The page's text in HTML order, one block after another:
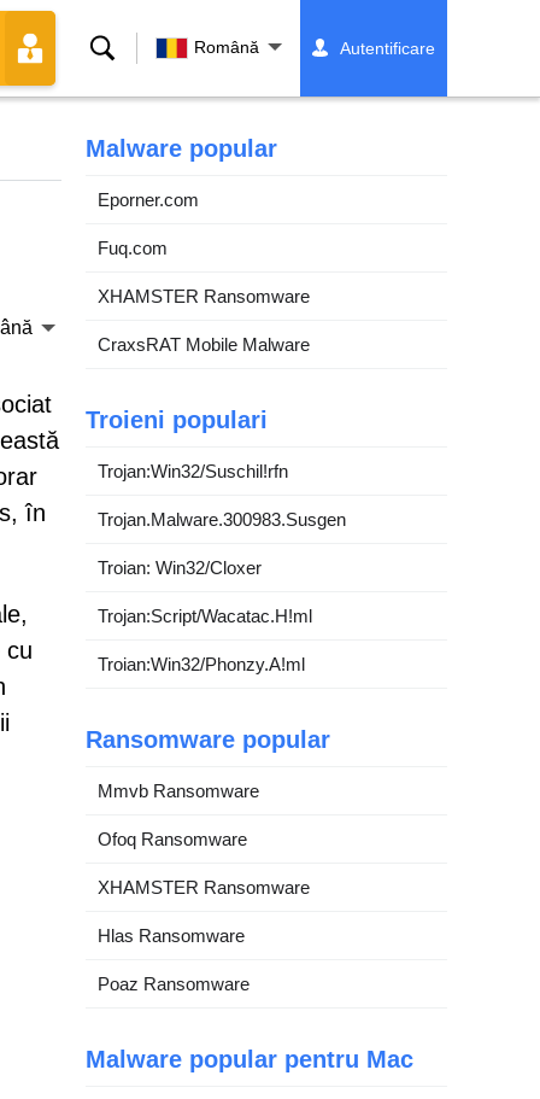
Căutare Română Autentificare
în
cu
Malware popular
Eporner.com
Fuq.com
XHAMSTER Ransomware
CraxsRAT Mobile Malware
Troieni populari
Trojan:Win32/Suschil!rfn
Trojan.Malware.300983.Susgen
Troian: Win32/Cloxer
Trojan:Script/Wacatac.H!ml
Troian:Win32/Phonzy.A!ml
Ransomware popular
Mmvb Ransomware
Ofoq Ransomware
XHAMSTER Ransomware
Hlas Ransomware
Poaz Ransomware
Malware popular pentru Mac